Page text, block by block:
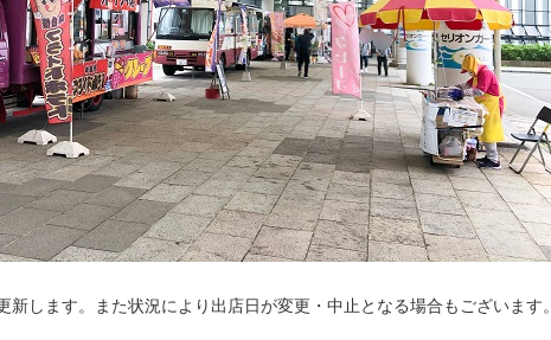
します。また状況により出店日が変更・中止となる場合もございます。